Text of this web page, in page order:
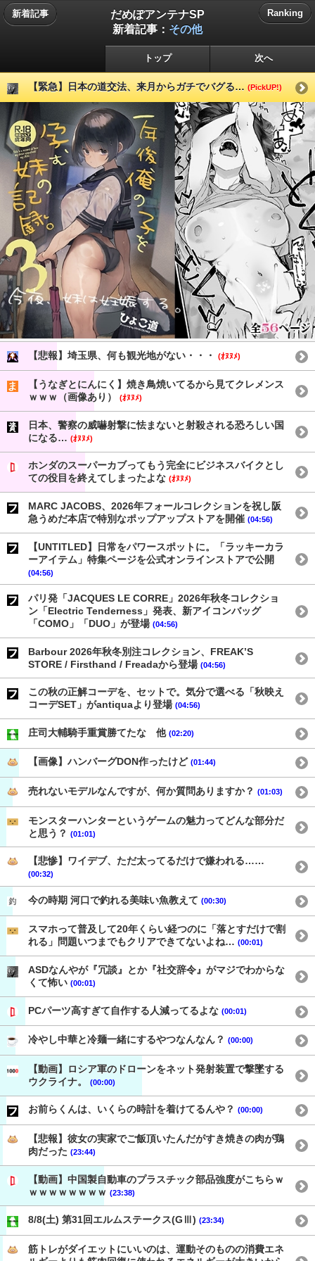
新着記事
だめぽアンテナSP
新着記事： その他
Ranking
トップ 次へ
【緊急】日本の道交法、来月からガチでバグる… (PickUP!)
【悲報】埼玉県、何も観光地がない・・・ (ｵﾇﾇﾒ)
【うなぎとにんにく】焼き鳥焼いてるから見てクレメンス
ｗｗｗ（画像あり）
(ｵﾇﾇﾒ)
日本、警察の威嚇射撃に怯まないと射殺される恐ろしい国
になる… (ｵﾇﾇﾒ)
ホンダのスーパーカブってもう完全にビジネスバイクとし
ての役目を終えてしまったよな (ｵﾇﾇﾒ)
MARC JACOBS、2026年フォールコレクションを祝し阪
急うめだ本店で特別なポップアップストアを開催 (04:56)
【UNTITLED】日常をパワースポットに。「ラッキーカラ
ーアイテム」特集ページを公式オンラインストアで公開
(04:56)
パリ発「JACQUES LE CORRE」2026年秋冬コレクショ
ン「Electric Tenderness」発表、新アイコンバッグ
「COMO」「DUO」が登場 (04:56)
Barbour 2026年秋冬別注コレクション、FREAK’S
STORE / Firsthand / Freadaから登場 (04:56)
この秋の正解コーデを、セットで。気分で選べる「秋映え
コーデSET」がantiquaより登場 (04:56)
庄司大輔騎手重賞勝てたな 他 (02:20)
【画像】ハンバーグDON作ったけど (01:44)
売れないモデルなんですが、何か質問ありますか？ (01:03)
モンスターハンターというゲームの魅力ってどんな部分だ
と思う？ (01:01)
【悲惨】ワイデブ、ただ太ってるだけで嫌われる……
(00:32)
今の時期 河口で釣れる美味い魚教えて (00:30)
スマホって普及して20年くらい経つのに「落とすだけで割
れる」問題いつまでもクリアできてないよね… (00:01)
ASDなんやが『冗談』とか『社交辞令』がマジでわからな
くて怖い (00:01)
PCパーツ高すぎて自作する人減ってるよな (00:01)
冷やし中華と冷麺一緒にするやつなんなん？ (00:00)
【動画】ロシア軍のドローンをネット発射装置で撃墜する
ウクライナ。
(00:00)
お前らくんは、いくらの時計を着けてるんや？ (00:00)
【悲報】彼女の実家でご飯頂いたんだがすき焼きの肉が鶏
肉だった (23:44)
【動画】中国製自動車のプラスチック部品強度がこちらｗ
ｗｗｗｗｗｗｗｗ (23:38)
8/8(土) 第31回エルムステークス(GⅢ) (23:34)
筋トレがダイエットにいいのは、運動そのものの消費エネ